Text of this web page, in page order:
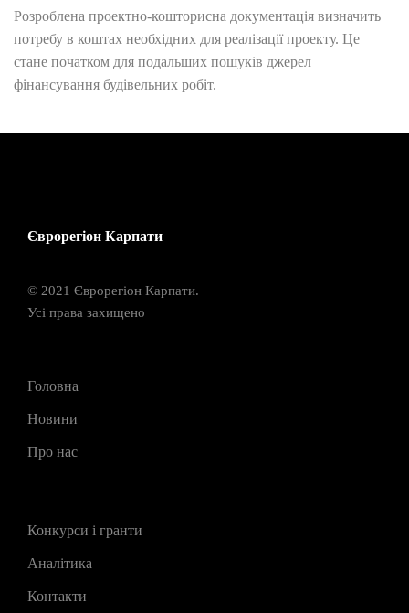
Розроблена проектно-кошторисна документація визначить
потребу в коштах необхідних для реалізації проекту. Це
стане початком для подальших пошуків джерел
фінансування будівельних робіт.
Єврорегіон Карпати
© 2021 Єврорегіон Карпати.
Усі права захищено
Головна
Новини
Про нас
Конкурси і гранти
Аналітика
Контакти